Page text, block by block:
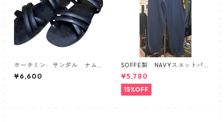
ホーチミン サンダル ナム
戦 ベトナム
¥6,600
SOFFE製 NAVYスエットパン
ツ
¥5,780
15%OFF